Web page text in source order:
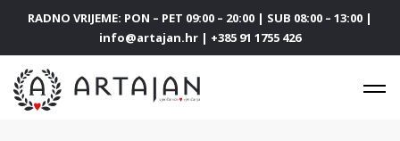
RADNO VRIJEME: PON – PET 09:00 – 20:00 | SUB 08:00 – 13:00 |
info@artajan.hr | +385 91 1755 426